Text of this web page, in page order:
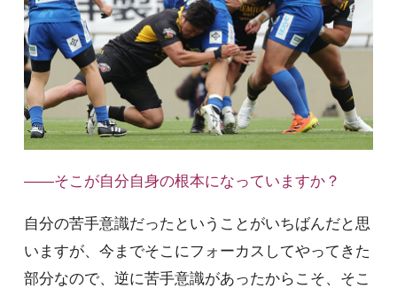
――そこが自分自身の根本になっていますか？
自分の苦手意識だったということがいちばんだと思
いますが、今までそこにフォーカスしてやってきた
部分なので、逆に苦手意識があったからこそ、そこ